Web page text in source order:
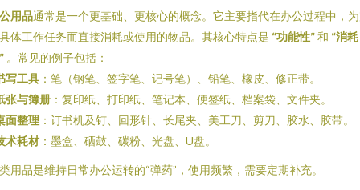
用品通常是一个更基础、更核心的概念。它主要指代在办公过程中，
体工作任务而直接消耗或使用的物品。其核心特点是 “功能性”和 “消耗
。常见的例子包括：
写工具 ：笔（钢笔、签字笔、记号笔）、铅笔、橡皮、修正带。
张与簿册 ：复印纸、打印纸、笔记本、便签纸、档案袋、文件夹。
面整理 ：订书机及钉、回形针、长尾夹、美工刀、剪刀、胶水、胶带。
术耗材 ：墨盒、硒鼓、碳粉、光盘、U盘。
用品是维持日常办公运转的“弹药”，使用频繁，需要定期补充。